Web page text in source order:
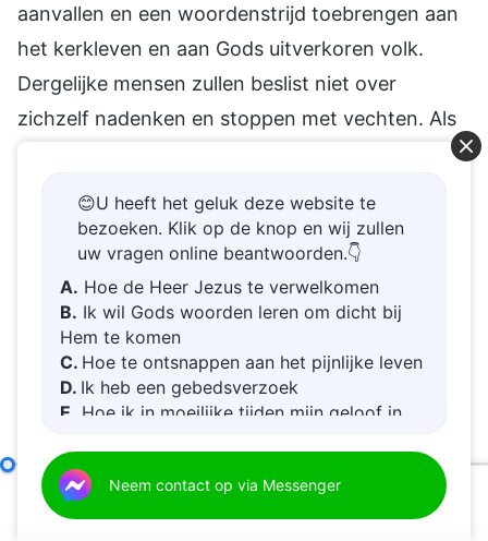
aanvallen en een woordenstrijd toebrengen aan
het kerkleven en aan Gods uitverkoren volk.
Dergelijke mensen zullen beslist niet over
zichzelf nadenken en stoppen met vechten. Als
en verstoringen veroorzaken voor het kerkleven.
Daarom is het aanpakken en verwijderen van
zulke mensen een zeer belangrijk werkonderdeel
voor kerkleiders en mag het niet over het hoofd
worden gezien.
5 juni 2021
Rampen zoals oorlogen en pandemieën komen
😊U heeft het geluk deze website te
bezoeken. Klik op de knop en wij zullen
uw vragen online beantwoorden.👇
A. Hoe de Heer Jezus te verwelkomen
B. Ik wil Gods woorden leren om dicht bij
Hem te komen
C. Hoe te ontsnappen aan het pijnlijke leven
D. Ik heb een gebedsverzoek
E. Hoe ik in moeilijke tijden mijn geloof in
Neem contact op via Messenger